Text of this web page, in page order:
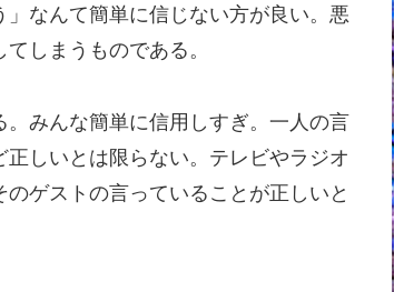
なんて簡単に信じない方が良い。悪
しまうものである。
みんな簡単に信用しすぎ。一人の言
しいとは限らない。テレビやラジオ
ゲストの言っていることが正しいと